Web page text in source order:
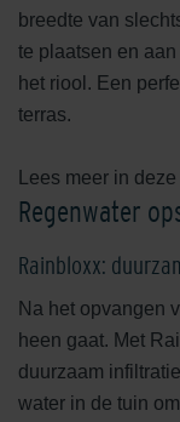
breedte van
te plaatsen en
het riool. Een
terras.
Lees meer in deze
Regenwater
Rainbloxx:
Na het opvangen
heen gaat. Met
duurzaam
water in de tuin